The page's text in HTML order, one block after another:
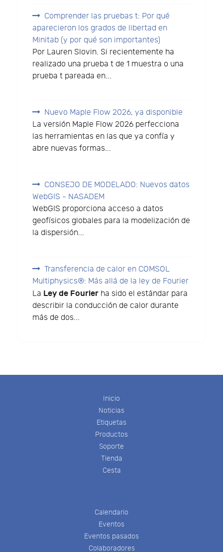
Comprender las pruebas t: Por qué
aparecieron los grados de libertad en
Minitab (y por qué son importantes)
Por Lauren Slovin. Si recientemente ha
realizado una prueba t de 1 muestra o una
prueba t pareada en...
Nuevo Maple Flow 2026, ya disponible
La versión Maple Flow 2026 perfecciona
las herramientas en las que ya confía y
abre nuevas formas...
CONSEJO DE MODELADO: Nuevos datos
WebGIS - NASADEM
WebGIS proporciona acceso a datos
geofísicos globales para la modelización de
la dispersión...
Transferencia de calor en COMSOL
Multiphysics®: Más allá de la ley de Fourier
La Ley de Fourier ha sido el estándar para
describir la conducción de calor durante
más de dos...
Inicio
Noticias
Etiquetas
Productos
Soporte
Tienda
Cesta
Calendario
Eventos
Eventos pasados
Colaboradores